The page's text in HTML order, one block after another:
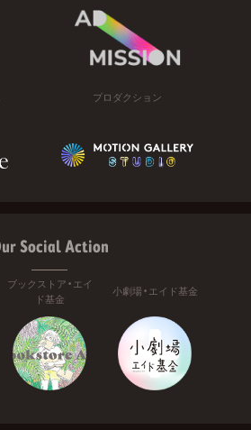
プロダクション
Social Action
ブックストア・エイ
ド基金
小劇場・エイド基金